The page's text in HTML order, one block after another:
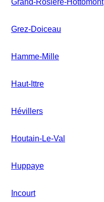
Grand-Rosière-Hottomont
Grez-Doiceau
Hamme-Mille
Haut-Ittre
Hévillers
Houtain-Le-Val
Huppaye
Incourt